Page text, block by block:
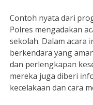
Contoh nyata dari
Polres mengadakan
sekolah. Dalam acara
berkendara yang
dan perlengkapan
mereka juga diberi
kecelakaan dan cara